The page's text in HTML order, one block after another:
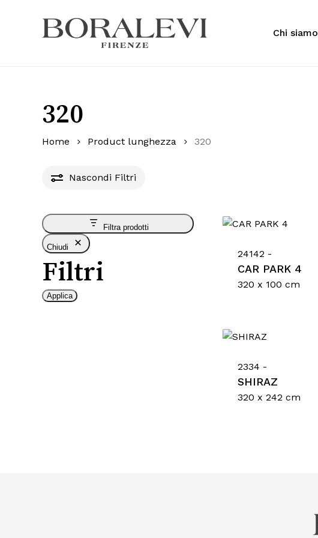
Chi siamo
320
Home Product lunghezza 320
Nascondi Filtri
Filtra prodotti
Chiudi
Filtri
Applica
24142 -
CAR PARK 4
320 x 100 cm
2334 -
SHIRAZ
320 x 242 cm